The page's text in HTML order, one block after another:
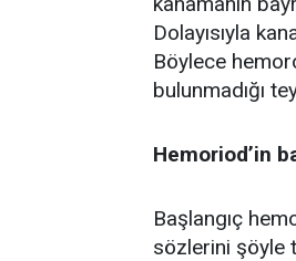
Dolayısıyla
Böylece
bulunmadığı
Hemoriod’in
Başlangıç
sözlerini şöyle